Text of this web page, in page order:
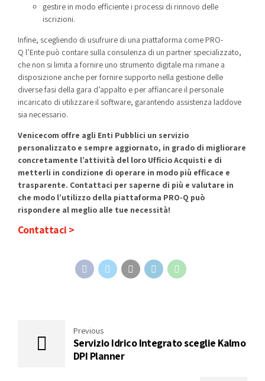
gestire in modo efficiente i processi di rinnovo delle
iscrizioni.
Infine, scegliendo di usufruire di una piattaforma come PRO-
Q l’Ente può contare sulla consulenza di un partner specializzato,
che non si limita a fornire uno strumento digitale ma rimane a
disposizione anche per fornire supporto nella gestione delle
diverse fasi della gara d’appalto e per affiancare il personale
incaricato di utilizzare il software, garantendo assistenza laddove
sia necessario.
Venicecom offre agli Enti Pubblici un servizio
personalizzato e sempre aggiornato, in grado di migliorare
concretamente l’attività del loro Ufficio Acquisti e di
metterli in condizione di operare in modo più efficace e
trasparente. Contattaci per saperne di più e valutare in
che modo l’utilizzo della piattaforma PRO-Q può
rispondere al meglio alle tue necessità!
Contattaci >
Previous
Servizio Idrico Integrato sceglie Kalmo
DPI Planner